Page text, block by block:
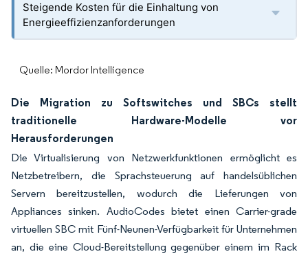
Steigende Kosten für die Einhaltung von
Energieeffizienzanforderungen
Quelle: Mordor Intelligence
Die Migration zu Softswitches und SBCs stellt
traditionelle Hardware-Modelle vor
Herausforderungen
Die Virtualisierung von Netzwerkfunktionen ermöglicht es
Netzbetreibern, die Sprachsteuerung auf handelsüblichen
Servern bereitzustellen, wodurch die Lieferungen von
Appliances sinken. AudioCodes bietet einen Carrier-grade
virtuellen SBC mit Fünf-Neunen-Verfügbarkeit für Unternehmen
an, die eine Cloud-Bereitstellung gegenüber einem im Rack